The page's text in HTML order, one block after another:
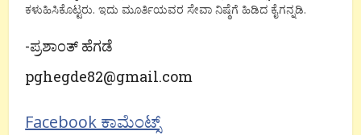
ಕಳುಹಿಸಿಕೊಟ್ಟರು. ಇದು ಮೂರ್ತಿಯವರ ಸೇವಾ ನಿಷ್ಠೆಗೆ ಹಿಡಿದ ಕೈಗನ್ನಡಿ.
-ಪ್ರಶಾಂತ್ ಹೆಗಡೆ
pghegde82@gmail.com
Facebook ಕಾಮೆಂಟ್ಸ್